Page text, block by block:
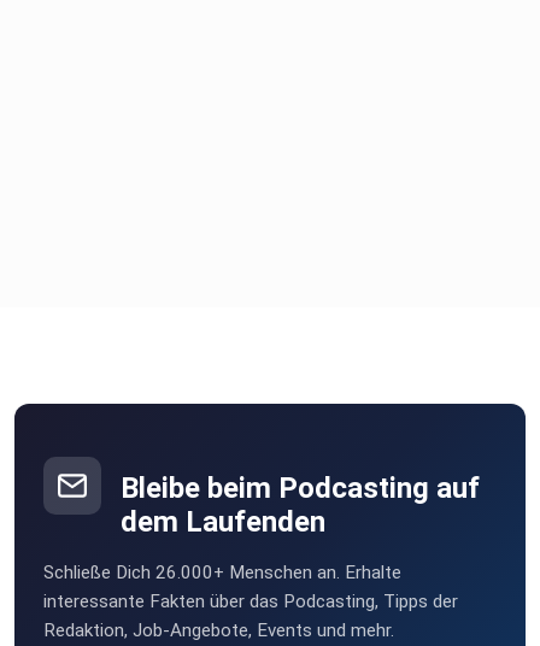
Bleibe beim Podcasting auf
dem Laufenden
Schließe Dich 26.000+ Menschen an. Erhalte
interessante Fakten über das Podcasting, Tipps der
Redaktion, Job-Angebote, Events und mehr.